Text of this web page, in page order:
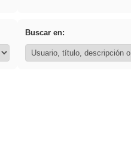
Buscar en: